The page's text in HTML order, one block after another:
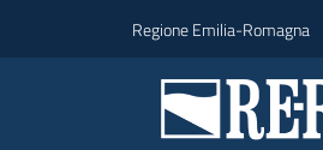
Regione Emilia-Romagna